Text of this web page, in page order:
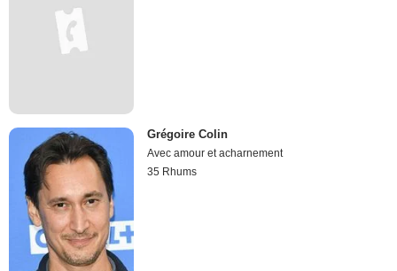
Grégoire Colin
Avec amour et acharnement
35 Rhums